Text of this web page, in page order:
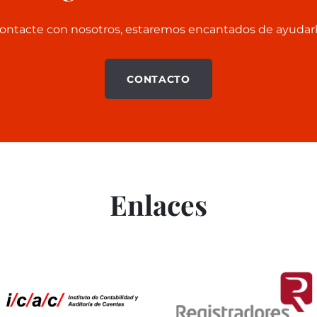
con nosotros, estaremos encantados de
CONTACTO
Enlaces